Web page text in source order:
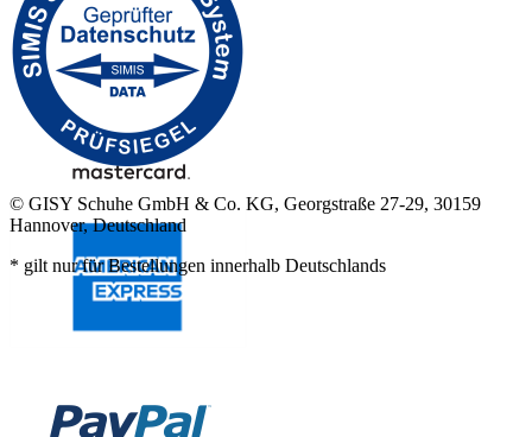
© GISY Schuhe GmbH & Co. KG, Georgstraße 27-29, 30159
Hannover, Deutschland
* gilt nur für Bestellungen innerhalb Deutschlands